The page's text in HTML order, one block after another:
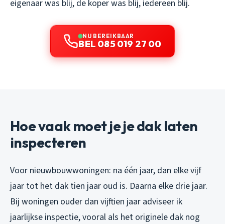
eigenaar was blij, de koper was blij, iedereen blij.
NU BEREIKBAAR
BEL 085 019 27 00
Hoe vaak moet je je dak laten
inspecteren
Voor nieuwbouwwoningen: na één jaar, dan elke vijf
jaar tot het dak tien jaar oud is. Daarna elke drie jaar.
Bij woningen ouder dan vijftien jaar adviseer ik
jaarlijkse inspectie, vooral als het originele dak nog